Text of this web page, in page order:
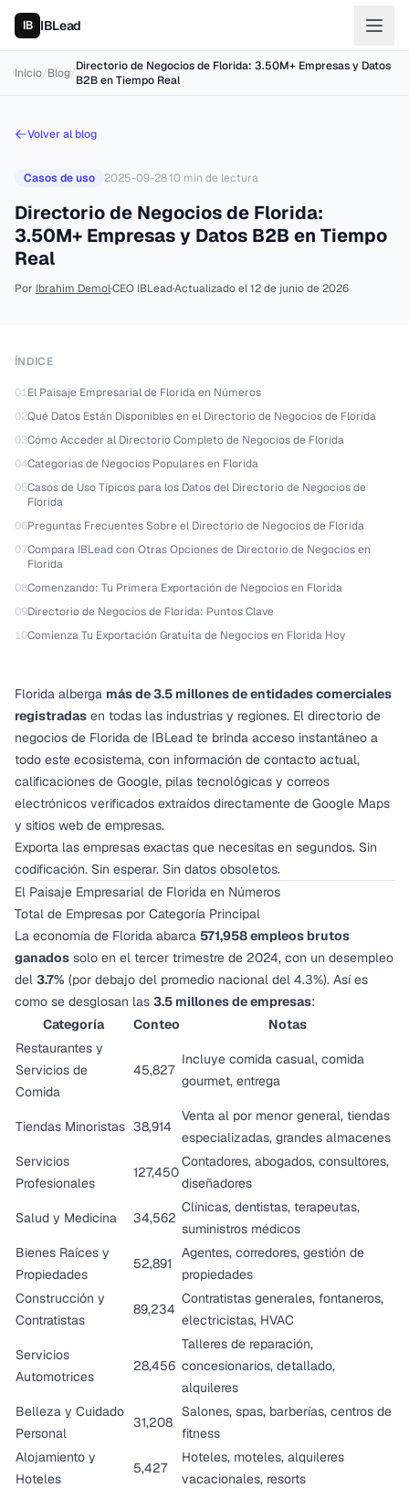
IBLead
Inicio/Blog/Directorio de Negocios de Florida: 3.50M+ Empresas y Datos
B2B en Tiempo Real
Volver al blog
Casos de uso 2025-09-28·10 min de lectura
Directorio de Negocios de Florida:
3.50M+ Empresas y Datos B2B en Tiempo
Real
Por Ibrahim Demol·CEO IBLead·Actualizado el12 de junio de 2026
ÍNDICE
01El Paisaje Empresarial de Florida en Números
02Qué Datos Están Disponibles en el Directorio de Negocios de Florida
03Cómo Acceder al Directorio Completo de Negocios de Florida
04Categorías de Negocios Populares en Florida
05Casos de Uso Típicos para los Datos del Directorio de Negocios de
Florida
06Preguntas Frecuentes Sobre el Directorio de Negocios de Florida
07Compara IBLead con Otras Opciones de Directorio de Negocios en
Florida
08Comenzando: Tu Primera Exportación de Negocios en Florida
09Directorio de Negocios de Florida: Puntos Clave
10Comienza Tu Exportación Gratuita de Negocios en Florida Hoy
Florida alberga más de 3.5 millones de entidades comerciales
registradas en todas las industrias y regiones. El directorio de
negocios de Florida de IBLead te brinda acceso instantáneo a
todo este ecosistema, con información de contacto actual,
calificaciones de Google, pilas tecnológicas y correos
electrónicos verificados extraídos directamente de Google Maps
y sitios web de empresas.
Exporta las empresas exactas que necesitas en segundos. Sin
codificación. Sin esperar. Sin datos obsoletos.
El Paisaje Empresarial de Florida en Números
Total de Empresas por Categoría Principal
La economía de Florida abarca 571,958 empleos brutos
ganados solo en el tercer trimestre de 2024, con un desempleo
del 3.7% (por debajo del promedio nacional del 4.3%). Así es
como se desglosan las 3.5 millones de empresas:
Categoría
Conteo
Notas
Restaurantes y
Servicios de
Comida
45,827
Incluye comida casual, comida
gourmet, entrega
Tiendas Minoristas 38,914
Venta al por menor general, tiendas
especializadas, grandes almacenes
Servicios
Profesionales
127,450
Contadores, abogados, consultores,
diseñadores
Salud y Medicina 34,562
Clínicas, dentistas, terapeutas,
suministros médicos
Bienes Raíces y
Propiedades
52,891
Agentes, corredores, gestión de
propiedades
Construcción y
Contratistas
89,234
Contratistas generales, fontaneros,
electricistas, HVAC
Servicios
Automotrices
28,456
Talleres de reparación,
concesionarios, detallado,
alquileres
Belleza y Cuidado
Personal
31,208
Salones, spas, barberías, centros de
fitness
Alojamiento y
Hoteles
5,427
Hoteles, moteles, alquileres
vacacionales, resorts